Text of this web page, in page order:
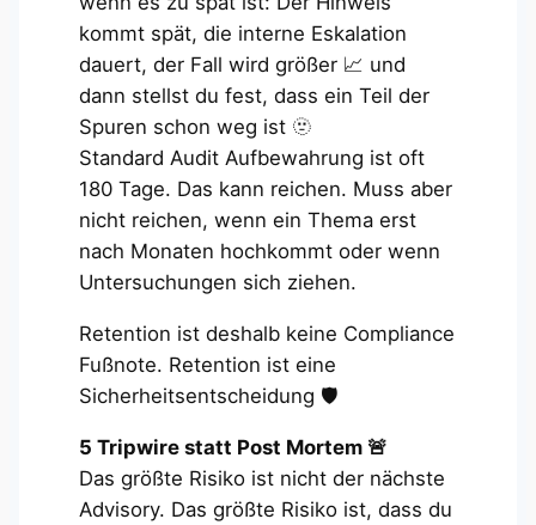
kommt spät, die interne Eskalation
dauert, der Fall wird größer 📈 und
dann stellst du fest, dass ein Teil der
Spuren schon weg ist 🫥
Standard Audit Aufbewahrung ist oft
180 Tage. Das kann reichen. Muss aber
nicht reichen, wenn ein Thema erst
nach Monaten hochkommt oder wenn
Untersuchungen sich ziehen.
Retention ist deshalb keine Compliance
Fußnote. Retention ist eine
Sicherheitsentscheidung 🛡️
5 Tripwire statt Post Mortem 🚨
Das größte Risiko ist nicht der nächste
Advisory. Das größte Risiko ist, dass du